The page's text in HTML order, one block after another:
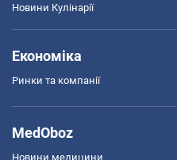
Новини Кулінарії
Економіка
Ринки та компанії
MedOboz
Новини медицини